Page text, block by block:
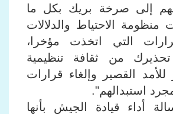
إلى صرخة بريك بكل ما
منظومة الاحتياط والدلالات
التي اتخذت مؤخرا،
من ثقافة تنظيمية
للأمد القصير وإلغاء قرارات
استبدالهم".
أداء قيادة الجيش بأنها